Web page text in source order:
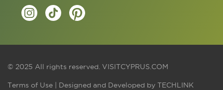
© 2025 All rights reserved. VISITCYPRUS.COM
Terms of Use | Designed and Developed by TECHLINK